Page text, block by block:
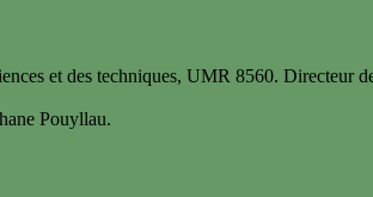
et des techniques, UMR 8560. Directeur
Pouyllau.